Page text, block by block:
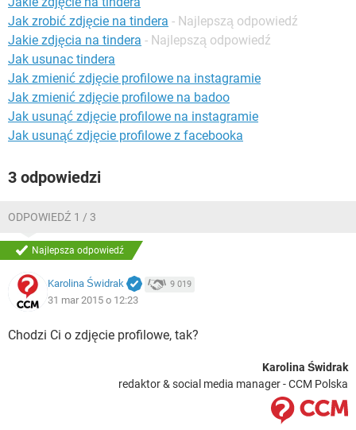
WINDOWS 10
Jak zrobić zdjęcie na tindera - Najlepszą odpowiedź
Jakie zdjęcia na tindera - Najlepszą odpowiedź
Jak usunac tindera
Jak zmienić zdjęcie profilowe na instagramie
Jak zmienić zdjęcie profilowe na badoo
Jak usunąć zdjęcie profilowe na instagramie
Jak usunąć zdjęcie profilowe z facebooka
3 odpowiedzi
ODPOWIEDŹ 1 / 3
Najlepsza odpowiedź
Karolina Świdrak 9 019
31 mar 2015 o 12:23
Chodzi Ci o zdjęcie profilowe, tak?
Karolina Świdrak
redaktor & social media manager - CCM Polska